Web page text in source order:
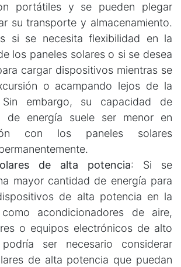
portátiles y se pueden plegar
su transporte y almacenamiento.
si se necesita flexibilidad en la
los paneles solares o si se desea
cargar dispositivos mientras se
o acampando lejos de la
Sin embargo, su capacidad de
de energía suele ser menor en
con los paneles solares
de alta potencia: Si se
mayor cantidad de energía para
de alta potencia en la
acondicionadores de aire,
o equipos electrónicos de alto
ser necesario considerar
de alta potencia que puedan